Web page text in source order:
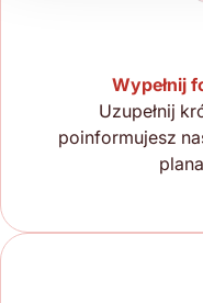
Wypełnij
Uzupełnij
poinformujesz